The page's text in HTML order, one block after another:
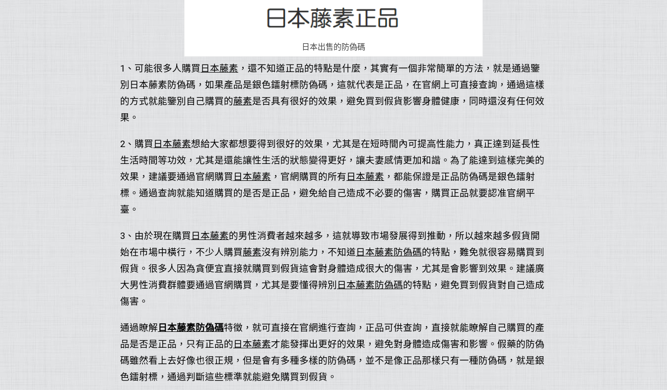
日本出售的防偽碼
1、可能很多人購買 日本藤素 ，還不知道正品的特點是什麼，其實有一個非常簡單的方法，就是通過鑒
別日本藤素防偽碼，如果產品是銀色鐳射標防偽碼，這就代表是正品，在官網上可直接查詢，通過這樣
的方式就能鑒別自己購買的藤素是否具有很好的效果，避免買到假貨影響身體健康，同時還沒有任何效
果。
2、購買 日本藤素想給大家都想要得到很好的效果，尤其是在短時間內可提高性能力，真正達到延長性
生活時間等功效，尤其是還能讓性生活的狀態變得更好，讓夫妻感情更加和諧。為了能達到這樣完美的
效果，建議要通過官網購買 日本藤素 ，官網購買的所有 日本藤素 ，都能保證是正品防偽碼是銀色鐳射
標。通過查詢就能知道購買的是否是正品，避免給自己造成不必要的傷害，購買正品就要認准官網平
臺。
3、由於現在購買 日本藤素的男性消費者越來越多，這就導致市場發展得到推動，所以越來越多假貨開
始在市場中橫行，不少人購買藤素沒有辨別能力，不知道 日本藤素防偽碼的特點，難免就很容易購買到
假貨。很多人因為貪便宜直接就購買到假貨這會對身體造成很大的傷害，尤其是會影響到效果。建議廣
大男性消費群體要通過官網購買，尤其是要懂得辨別 日本藤素防偽碼的特點，避免買到假貨對自己造成
傷害。
通過瞭解 日本藤素防偽碼特徵，就可直接在官網進行查詢，正品可供查詢，直接就能瞭解自己購買的產
品是否是正品，只有正品的 日本藤素才能發揮出更好的效果，避免對身體造成傷害和影響。假藥的防偽
碼雖然看上去好像也很正規，但是會有多種多樣的防偽碼，並不是像正品那樣只有一種防偽碼，就是銀
色鐳射標，通過判斷這些標準就能避免購買到假貨。